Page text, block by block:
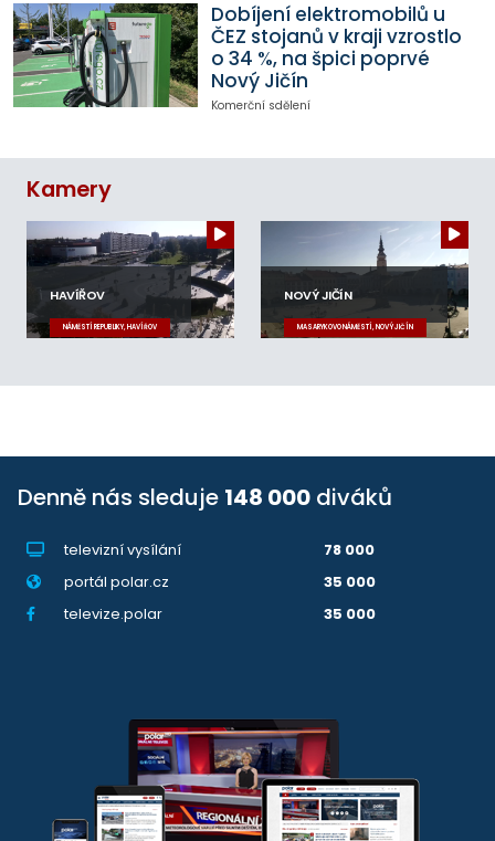
Dobíjení elektromobilů u
ČEZ stojanů v kraji vzrostlo
o 34 %, na špici poprvé
Nový Jičín
Komerční sdělení
Kamery
HAVÍŘOV
NÁMĚSTÍ REPUBLIKY, HAVÍŘOV
NOVÝ JIČÍN
MASARYKOVO NÁMĚSTÍ, NOVÝ JIČÍN
Denně nás sleduje 148 000 diváků
televizní vysílání
78 000
portál polar.cz
35 000
televize.polar
35 000